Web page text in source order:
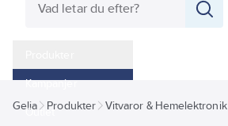
Kampanjer
Outlet
Gelia Produkter Vitvaror & Hemelektronik